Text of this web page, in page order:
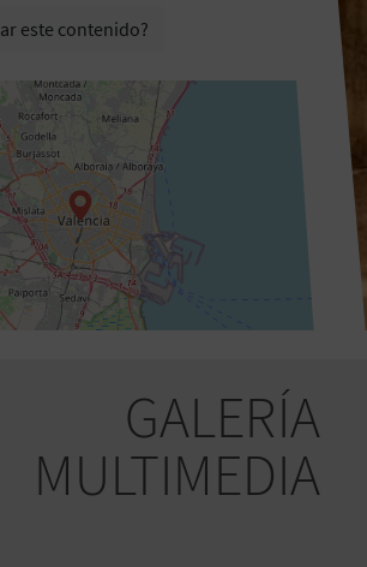
este contenido?
GALERÍA
MULTIMEDIA